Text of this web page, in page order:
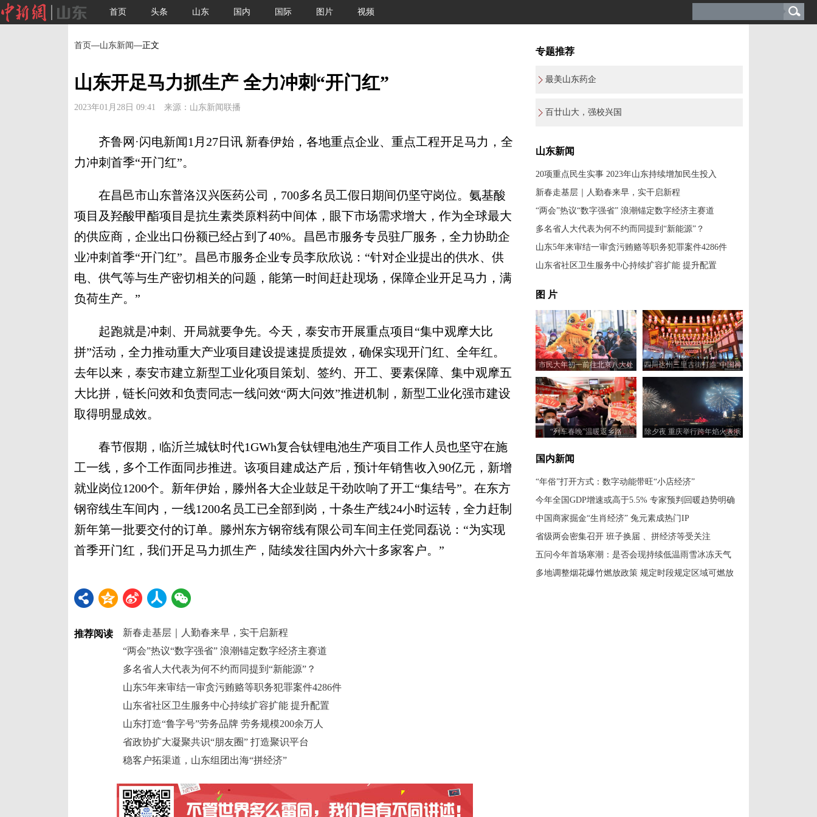
首页 头条 山东 国内 国际 图片 视频
首页—山东新闻—正文
山东开足马力抓生产 全力冲刺“开门红”
2023年01月28日 09:41 来源：山东新闻联播
齐鲁网·闪电新闻1月27日讯 新春伊始，各地重点企业、重点工程开足马力，全
力冲刺首季“开门红”。
在昌邑市山东普洛汉兴医药公司，700多名员工假日期间仍坚守岗位。氨基酸
项目及羟酸甲酯项目是抗生素类原料药中间体，眼下市场需求增大，作为全球最大
的供应商，企业出口份额已经占到了40%。昌邑市服务专员驻厂服务，全力协助企
业冲刺首季“开门红”。昌邑市服务企业专员李欣欣说：“针对企业提出的供水、供
电、供气等与生产密切相关的问题，能第一时间赶赴现场，保障企业开足马力，满
负荷生产。”
起跑就是冲刺、开局就要争先。今天，泰安市开展重点项目“集中观摩大比
拼”活动，全力推动重大产业项目建设提速提质提效，确保实现开门红、全年红。
去年以来，泰安市建立新型工业化项目策划、签约、开工、要素保障、集中观摩五
大比拼，链长问效和负责同志一线问效“两大问效”推进机制，新型工业化强市建设
取得明显成效。
春节假期，临沂兰城钛时代1GWh复合钛锂电池生产项目工作人员也坚守在施
工一线，多个工作面同步推进。该项目建成达产后，预计年销售收入90亿元，新增
就业岗位1200个。新年伊始，滕州各大企业鼓足干劲吹响了开工“集结号”。在东方
钢帘线生车间内，一线1200名员工已全部到岗，十条生产线24小时运转，全力赶制
新年第一批要交付的订单。滕州东方钢帘线有限公司车间主任党同磊说：“为实现
首季开门红，我们开足马力抓生产，陆续发往国内外六十多家客户。”
推荐阅读
新春走基层｜人勤春来早，实干启新程
“两会”热议“数字强省” 浪潮锚定数字经济主赛道
多名省人大代表为何不约而同提到“新能源”？
山东5年来审结一审贪污贿赂等职务犯罪案件4286件
山东省社区卫生服务中心持续扩容扩能 提升配置
山东打造“鲁字号”劳务品牌 劳务规模200余万人
省政协扩大凝聚共识“朋友圈” 打造聚识平台
稳客户拓渠道，山东组团出海“拼经济”
专题推荐
最美山东药企
百廿山大，强校兴国
山东新闻
20项重点民生实事 2023年山东持续增加民生投入
新春走基层｜人勤春来早，实干启新程
“两会”热议“数字强省” 浪潮锚定数字经济主赛道
多名省人大代表为何不约而同提到“新能源”？
山东5年来审结一审贪污贿赂等职务犯罪案件4286件
山东省社区卫生服务中心持续扩容扩能 提升配置
图 片
市民大年初一前往北京八大处
游玩
四川达州三里古街打造“中国神
话故事”主题灯会
“列车春晚”温暖返乡路 除夕夜 重庆举行跨年焰火表演
国内新闻
“年俗”打开方式：数字动能带旺“小店经济”
今年全国GDP增速或高于5.5% 专家预判回暖趋势明确
中国商家掘金“生肖经济” 兔元素成热门IP
省级两会密集召开 班子换届 、拼经济等受关注
五问今年首场寒潮：是否会现持续低温雨雪冰冻天气
多地调整烟花爆竹燃放政策 规定时段规定区域可燃放